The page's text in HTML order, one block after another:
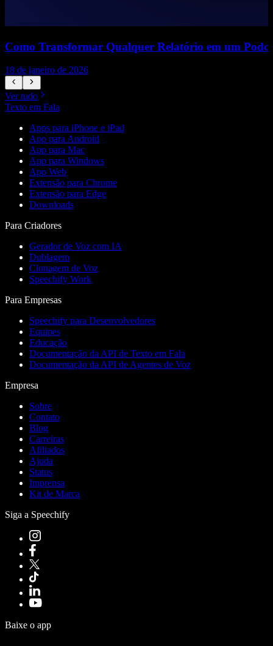
Como Transformar Qualquer Relatório em um
18 de janeiro de 2026
Ver tudo
Texto em Fala
Apps para iPhone e iPad
App para Android
App para Mac
App para Windows
App Web
Extensão para Chrome
Extensão para Edge
Downloads
Para Criadores
Gerador de Voz com IA
Dublagem
Clonagem de Voz
Speechify Work
Para Empresas
Speechify para Desenvolvedores
Equipes
Educação
Documentação da API de Texto em Fala
Documentação da API de Agentes de Voz
Empresa
Sobre
Contato
Blog
Carreiras
Afiliados
Ajuda
Status
Imprensa
Kit de Marca
Siga a Speechify
Baixe o app